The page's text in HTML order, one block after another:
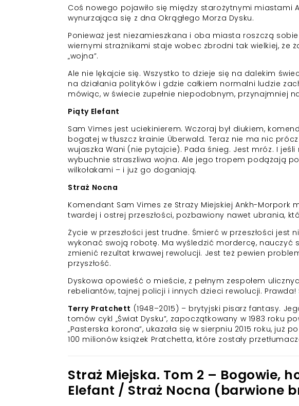
Coś nowego pojawiło się między starożytnymi miastami
wynurzająca się z dna Okrągłego Morza Dysku.
Ponieważ jest niezamieszkana i oba miasta roszczą
wiernymi strażnikami staje wobec zbrodni tak wielkiej, że
„wojna”.
Ale nie lękajcie się. Wszystko to dzieje się na dalekim
na działania polityków i gdzie całkiem normalni ludzie
mówiąc, w świecie zupełnie niepodobnym, przynajmniej
Piąty Elefant
Sam Vimes jest uciekinierem. Wczoraj był diukiem,
bogatej w tłuszcz krainie Überwald. Teraz nie ma nic
wujaszka Wani (nie pytajcie). Pada śnieg. Jest mróz. I
wybuchnie straszliwa wojna. Ale jego tropem podążają
wilkołakami – i już go doganiają.
Straż Nocna
Komendant Sam Vimes ze Straży Miejskiej Ankh-Morpork
twardej i ostrej przeszłości, pozbawiony nawet ubrania,
Życie w przeszłości jest trudne. Śmierć w przeszłości jest
wykonać swoją robotę. Ma wyśledzić mordercę, nauczyć
zmienić rezultat krwawej rewolucji. Jest też pewien
przyszłość.
Dyskowa opowieść o mieście, z pełnym zespołem
rebeliantów, tajnej policji i innych dzieci rewolucji.
Terry Pratchett (1948–2015) – brytyjski pisarz fantasy.
tomów cykl „Świat Dysku”, zapoczątkowany w 1983 roku
„Pasterska korona”, ukazała się w sierpniu 2015 roku,
100 milionów książek Pratchetta, które zostały
Straż Miejska. Tom 2 – Bogowie,
Elefant / Straż Nocna (barwione